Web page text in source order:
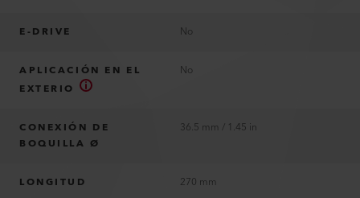
E-DRIVE No
APLICACIÓN EN EL
EXTERIO
No
CONEXIÓN DE
BOQUILLA Ø
36.5 mm / 1.45 in
LONGITUD 270 mm